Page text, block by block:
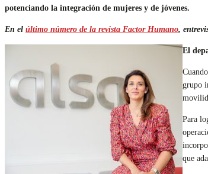
potenciando la integración de mujeres y de jóvenes.
En el último número de la revista Factor Humano,
El
grupo
Para
que